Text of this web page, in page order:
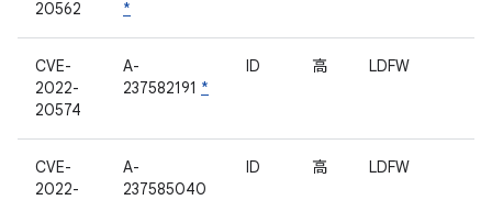
20562
*
CVE-
2022-
20574
A-
237582191 *
ID 高 LDFW
CVE-
2022-
A-
237585040
ID 高 LDFW